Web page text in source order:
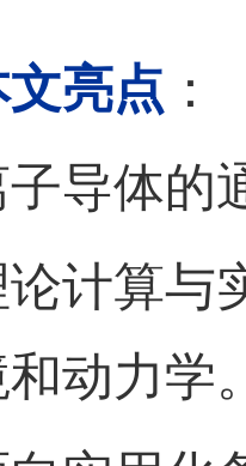
mAh g
极的
其实
界面